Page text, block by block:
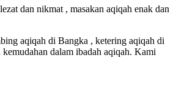
dan nikmat , masakan aqiqah enak dan
aqiqah di Bangka , ketering aqiqah di
dalam ibadah aqiqah. Kami